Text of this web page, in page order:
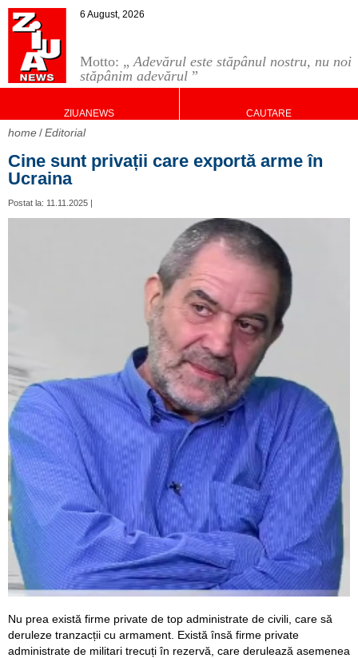
Motto: „Adevărul este stăpânul nostru, nu noi
stăpânim adevărul ”
6 August, 2026
ZIUANEWS CAUTARE
home Editorial
Cine sunt privații care exportă arme în
Ucraina
Postat la: 11.11.2025 |
Nu prea există firme private de top administrate de civili, care să
deruleze tranzacții cu armament. Există însă firme private
administrate de militari trecuți în rezervă, care derulează asemenea